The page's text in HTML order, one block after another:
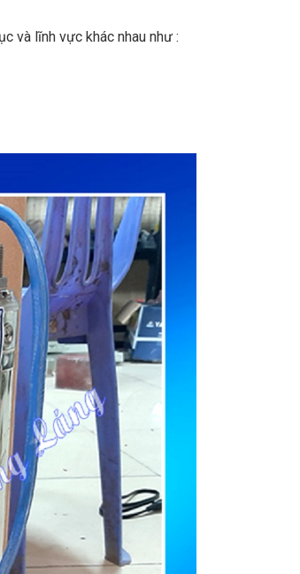
và lĩnh vực khác nhau như :